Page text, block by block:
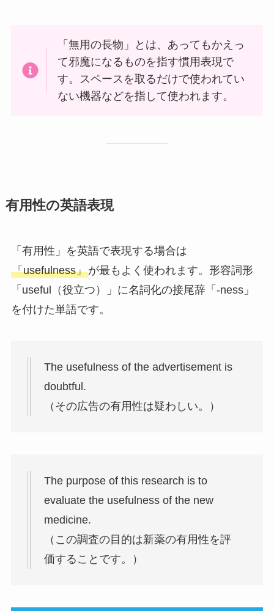
「無用の長物」とは、あってもかえっ
て邪魔になるものを指す慣用表現で
す。スペースを取るだけで使われてい
ない機器などを指して使われます。
有用性の英語表現
「有用性」を英語で表現する場合は
「usefulness」が最もよく使われます。形容詞形
「useful（役立つ）」に名詞化の接尾辞「-ness」
を付けた単語です。
The usefulness of the advertisement is
doubtful.
（その広告の有用性は疑わしい。）
The purpose of this research is to
evaluate the usefulness of the new
medicine.
（この調査の目的は新薬の有用性を評
価することです。）